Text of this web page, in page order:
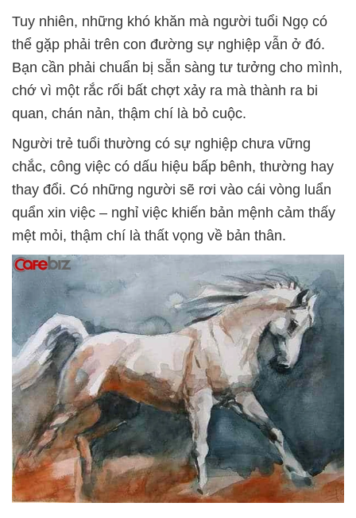
Tuy nhiên, những khó khăn mà người tuổi Ngọ có
thể gặp phải trên con đường sự nghiệp vẫn ở đó.
Bạn cần phải chuẩn bị sẵn sàng tư tưởng cho mình,
chớ vì một rắc rối bất chợt xảy ra mà thành ra bi
quan, chán nản, thậm chí là bỏ cuộc.
Người trẻ tuổi thường có sự nghiệp chưa vững
chắc, công việc có dấu hiệu bấp bênh, thường hay
thay đổi. Có những người sẽ rơi vào cái vòng luẩn
quẩn xin việc – nghỉ việc khiến bản mệnh cảm thấy
mệt mỏi, thậm chí là thất vọng về bản thân.